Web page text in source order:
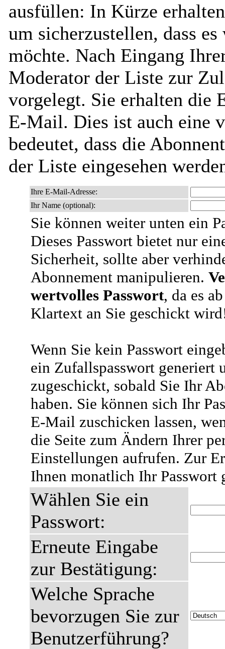
ausfüllen: In Kürze
um sicherzustellen, dass
möchte. Nach Eingang
Moderator der Liste zur
vorgelegt. Sie erhalten die
E-Mail. Dies ist auch eine
bedeutet, dass die
der Liste eingesehen
Ihre E-Mail-Adresse:
Ihr Name (optional):
Sie können weiter unten ein
Dieses Passwort bietet nur
Sicherheit, sollte aber
Abonnement manipulieren.
wertvolles Passwort, da es
Klartext an Sie geschickt
Wenn Sie kein Passwort
ein Zufallspasswort generiert
zugeschickt, sobald Sie Ihr
haben. Sie können sich Ihr
E-Mail zuschicken lassen,
die Seite zum Ändern Ihrer
Einstellungen aufrufen. Zur
Ihnen monatlich Ihr Passwort
Wählen Sie ein
Passwort:
Erneute Eingabe
zur Bestätigung:
Welche Sprache
bevorzugen Sie zur
Benutzerführung?